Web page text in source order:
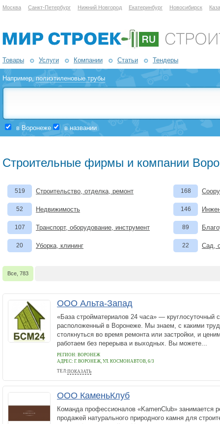
Москва Санкт-Петербург Нижний Новгород Екатеринбург Новосибирск
Товары Услуги Компании Статьи Тендеры
Например,полиэтиленовые трубы
в Воронеже в названии
Строительные фирмы и компании
519 Строительство, отделка, ремонт
52 Недвижимость
107 Транспорт, оборудование, инструмент
20 Уборка, клининг
168
146
89
22 Сад,
Все, 783
ООО Альта-Запад
«База стройматериалов 24 часа» — круглосуточный
расположенный в Воронеже. Мы знаем, с какими
столкнуться во время ремонта или застройки, и
работаем без перерыва и выходных. Вы можете...
РЕГИОН: ВОРОНЕЖ
АДРЕС: Г. ВОРОНЕЖ, УЛ. КОСМОНАВТОВ, 6/3
ТЕЛ:ПОКАЗАТЬ
+7 (473) 250-75-69
ООО КаменьКлуб
Команда профессионалов «KamenClub» занимается
продажей натурального природного камня для